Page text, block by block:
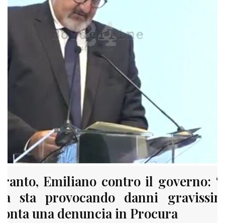
Emiliano contro il governo:
sta provocando danni
una denuncia in Procura